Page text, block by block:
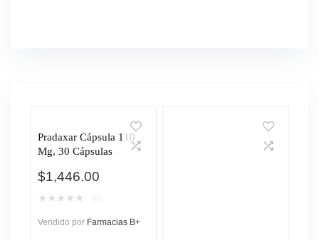
Pradaxar Cápsula 110
Mg, 30 Cápsulas
$1,446.00
★ ★ ★ ★ ★
Vendido por Farmacias B+